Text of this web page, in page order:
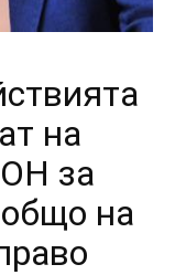
на
за
на